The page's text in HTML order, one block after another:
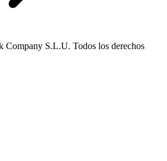
S.L.U. Todos los derechos